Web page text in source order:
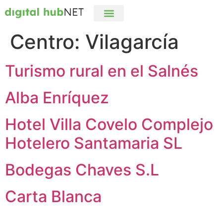
Centro: Vilagarcía
Turismo rural en el Salnés
Alba Enríquez
Hotel Villa Covelo Complejo
Hotelero Santamaria SL
Bodegas Chaves S.L
Carta Blanca